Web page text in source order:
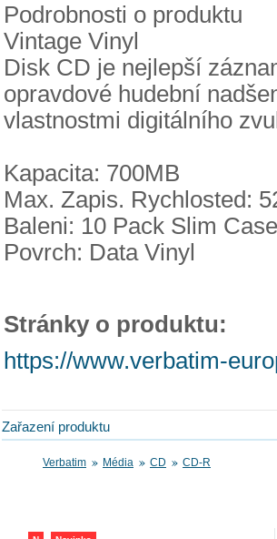
Podrobnosti o produktu
Vintage Vinyl
Disk CD je nejlepší
opravdové hudební
vlastnostmi digitálního
Kapacita: 700MB
Max. Zapis. Rychlosted:
Baleni: 10 Pack Slim Case
Povrch: Data Vinyl
Stránky o produktu:
https://www.verbatim-
Zařazení produktu
Verbatim Média CD CD-R